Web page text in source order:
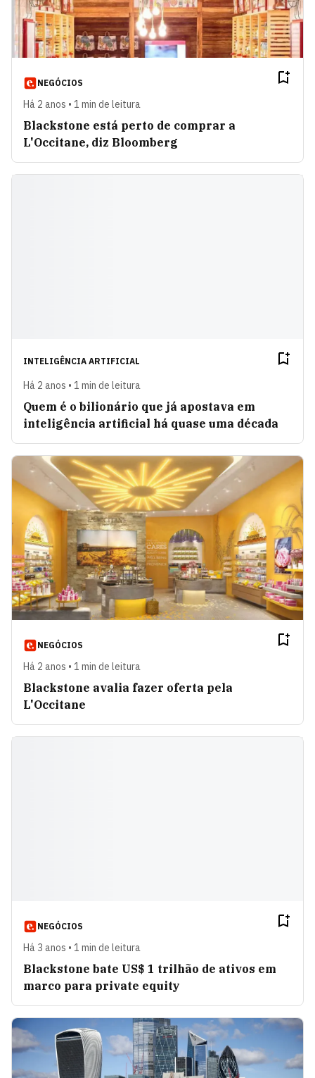
NEGÓCIOS
Há 2 anos • 1 min de leitura
Blackstone está perto de comprar a
L'Occitane, diz Bloomberg
INTELIGÊNCIA ARTIFICIAL
Há 2 anos • 1 min de leitura
Quem é o bilionário que já apostava em
inteligência artificial há quase uma década
NEGÓCIOS
Há 2 anos • 1 min de leitura
Blackstone avalia fazer oferta pela
L'Occitane
NEGÓCIOS
Há 3 anos • 1 min de leitura
Blackstone bate US$ 1 trilhão de ativos em
marco para private equity